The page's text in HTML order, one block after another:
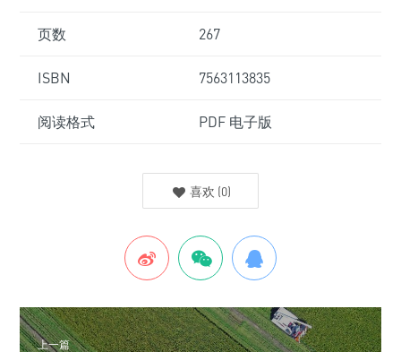
页数 267
ISBN 7563113835
阅读格式 PDF 电子版
喜欢 (0)
上一篇